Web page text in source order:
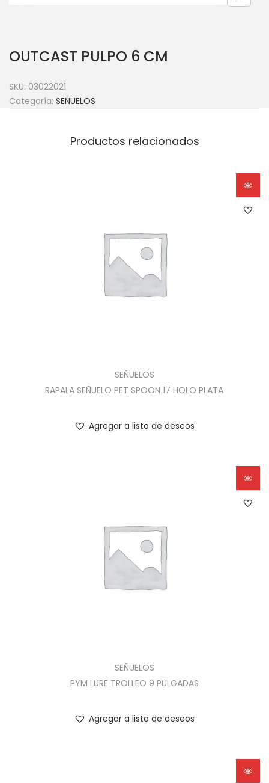
OUTCAST PULPO 6 CM
SKU: 03022021
Categoría: SEÑUELOS
Productos relacionados
SEÑUELOS
RAPALA SEÑUELO PET SPOON 17 HOLO PLATA
Agregar a lista de deseos
SEÑUELOS
PYM LURE TROLLEO 9 PULGADAS
Agregar a lista de deseos